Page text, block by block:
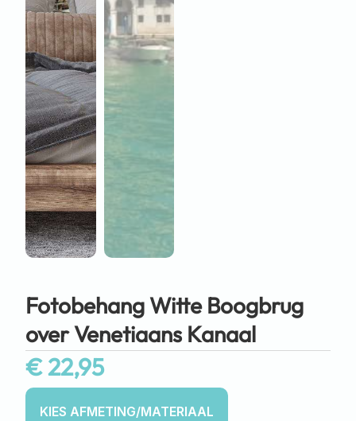
Fotobehang Witte Boogbrug
over Venetiaans Kanaal
€22,95